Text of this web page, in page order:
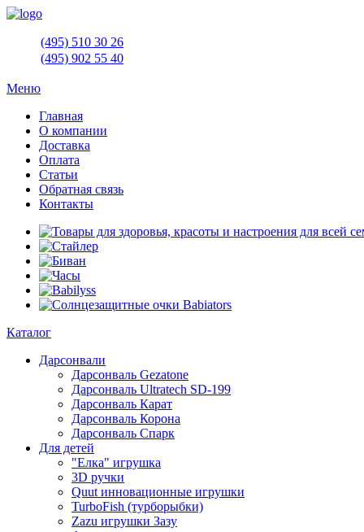
(495) 510 30 26
(495) 902 55 40
Меню
Главная
О компании
Доставка
Оплата
Статьи
Обратная связь
Контакты
Каталог
Дарсонвали
Дарсонваль Gezatone
Дарсонваль Ultratech SD-199
Дарсонваль Карат
Дарсонваль Корона
Дарсонваль Спарк
Для детей
"Елка" игрушка
3D ручки
Quut инновационные игрушки
TurboFish (турборыбки)
Zazu игрушки Зазу